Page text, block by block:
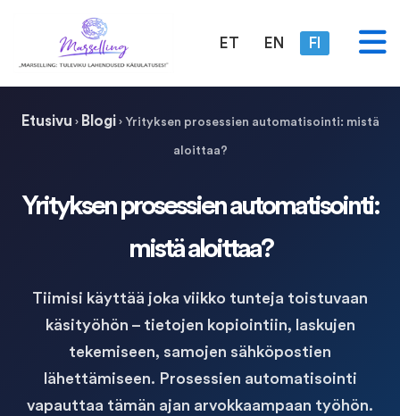
ET EN FI
Etusivu › Blogi › Yrityksen prosessien automatisointi: mistä
aloittaa?
Yrityksen prosessien automatisointi:
mistä aloittaa?
Tiimisi käyttää joka viikko tunteja toistuvaan
käsityöhön – tietojen kopiointiin, laskujen
tekemiseen, samojen sähköpostien
lähettämiseen. Prosessien automatisointi
vapauttaa tämän ajan arvokkaampaan työhön.